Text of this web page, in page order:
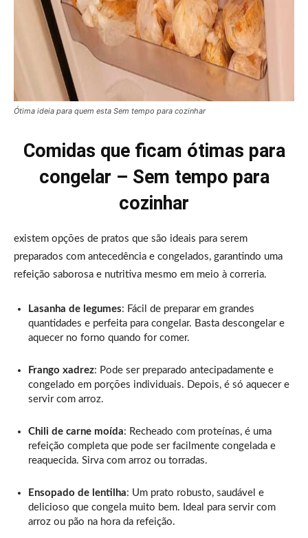
Ótima ideia para quem esta Sem tempo para cozinhar
Comidas que ficam ótimas para
congelar – Sem tempo para
cozinhar
existem opções de pratos que são ideais para serem
preparados com antecedência e congelados, garantindo uma
refeição saborosa e nutritiva mesmo em meio à correria.
Lasanha de legumes: Fácil de preparar em grandes
quantidades e perfeita para congelar. Basta descongelar e
aquecer no forno quando for comer.
Frango xadrez: Pode ser preparado antecipadamente e
congelado em porções individuais. Depois, é só aquecer e
servir com arroz.
Chili de carne moída: Recheado com proteínas, é uma
refeição completa que pode ser facilmente congelada e
reaquecida. Sirva com arroz ou torradas.
Ensopado de lentilha: Um prato robusto, saudável e
delicioso que congela muito bem. Ideal para servir com
arroz ou pão na hora da refeição.